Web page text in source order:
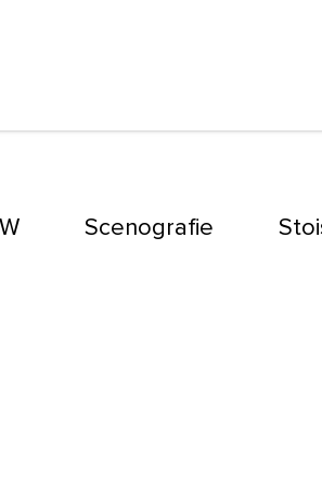
Scenografie